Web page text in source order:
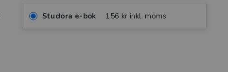
Studora e-bok 156 kr inkl. moms